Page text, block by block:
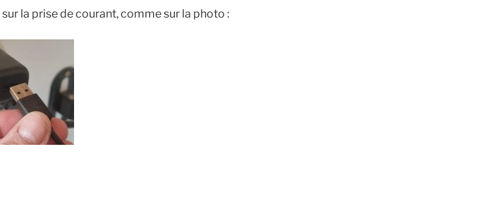
la prise de courant, comme sur la photo :